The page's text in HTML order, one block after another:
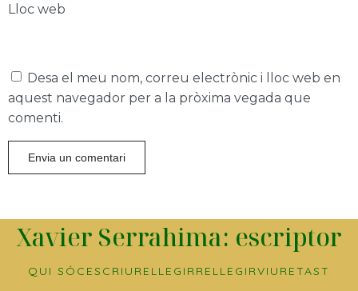
Lloc web
Desa el meu nom, correu electrònic i lloc web en
aquest navegador per a la pròxima vegada que
comenti.
Xavier Serrahima: escriptor
QUI SÓC ESCRIURE LLEGIR RELLEGIRVIURETAST